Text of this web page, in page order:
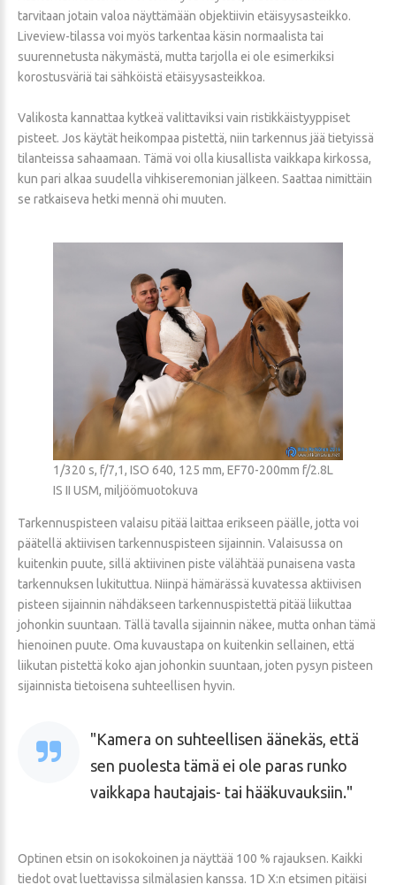
tarvitaan jotain valoa näyttämään objektiivin etäisyysasteikko.
Liveview-tilassa voi myös tarkentaa käsin normaalista tai
suurennetusta näkymästä, mutta tarjolla ei ole esimerkiksi
korostusväriä tai sähköistä etäisyysasteikkoa.
Valikosta kannattaa kytkeä valittaviksi vain ristikkäistyyppiset
pisteet. Jos käytät heikompaa pistettä, niin tarkennus jää tietyissä
tilanteissa sahaamaan. Tämä voi olla kiusallista vaikkapa kirkossa,
kun pari alkaa suudella vihkiseremonian jälkeen. Saattaa nimittäin
se ratkaiseva hetki mennä ohi muuten.
1/320 s, f/7,1, ISO 640, 125 mm, EF70-200mm f/2.8L
IS II USM, miljöömuotokuva
Tarkennuspisteen valaisu pitää laittaa erikseen päälle, jotta voi
päätellä aktiivisen tarkennuspisteen sijainnin. Valaisussa on
kuitenkin puute, sillä aktiivinen piste välähtää punaisena vasta
tarkennuksen lukituttua. Niinpä hämärässä kuvatessa aktiivisen
pisteen sijainnin nähdäkseen tarkennuspistettä pitää liikuttaa
johonkin suuntaan. Tällä tavalla sijainnin näkee, mutta onhan tämä
hienoinen puute. Oma kuvaustapa on kuitenkin sellainen, että
liikutan pistettä koko ajan johonkin suuntaan, joten pysyn pisteen
sijainnista tietoisena suhteellisen hyvin.
Kamera on suhteellisen äänekäs, että
sen puolesta tämä ei ole paras runko
vaikkapa hautajais- tai hääkuvauksiin.
Optinen etsin on isokokoinen ja näyttää 100 % rajauksen. Kaikki
tiedot ovat luettavissa silmälasien kanssa. 1D X:n etsimen pitäisi